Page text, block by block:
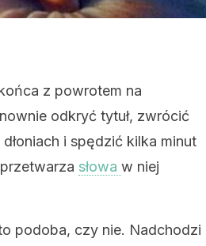
z powrotem na
odkryć tytuł, zwrócić
i spędzić kilka minut
słowa w niej
podoba, czy nie. Nadchodzi